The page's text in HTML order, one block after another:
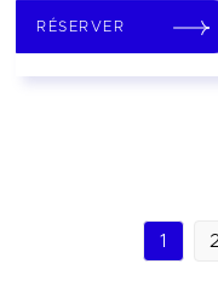
RÉSERVER
1 2